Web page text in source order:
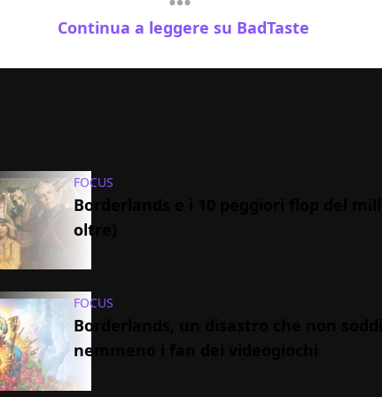
Continua a leggere su BadTaste
FOCUS
Borderlands e i 10 peggiori flop del
oltre)
FOCUS
Borderlands, un disastro che non
nemmeno i fan dei videogiochi